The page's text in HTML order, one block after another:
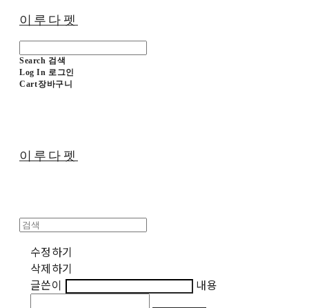
이루다펫
Search 검색
Log In 로그인
Cart장바구니
이루다펫
수정하기
삭제하기
글쓴이
내용